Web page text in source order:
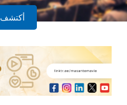
أكتشف